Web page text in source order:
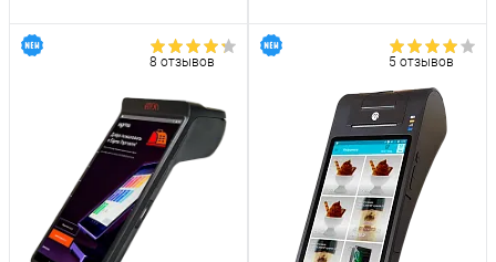
8 отзывов 5 отзывов